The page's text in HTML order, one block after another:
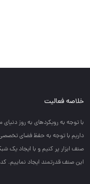
خلاصه فعالیت
با توجه به رويكردهاي به روز
داريم با توجه به حفظ فضاي تخصصي
صنف ابزار پر كنيم و با ايجاد يك
اين صنف قدرتمند ايجاد نماييم. کد شامد: 1-1-